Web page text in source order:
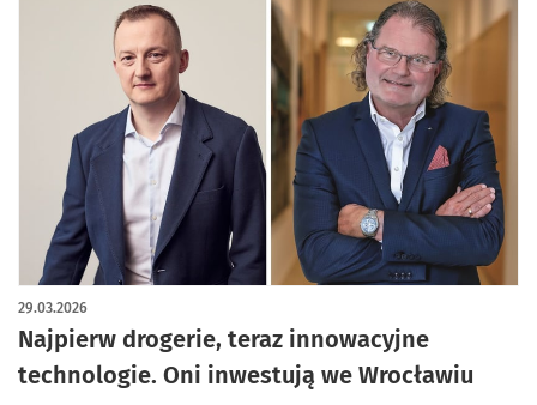
Najpierw drogerie, teraz innowacyjne
technologie. Oni inwestują we Wrocławiu
29.03.2026